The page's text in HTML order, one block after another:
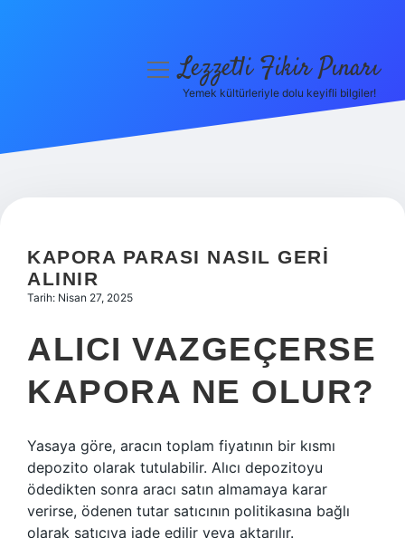
Hakkımızda
menüyüLezzetli Fikir Pınarı
Yemek kültürleriyle dolu keyifli bilgiler!
KAPORA PARASI NASIL GERI
ALINIR
Tarih: Nisan 27, 2025
ALICI VAZGEÇERSE
KAPORA NE OLUR?
Yasaya göre, aracın toplam fiyatının bir kısmı
depozito olarak tutulabilir. Alıcı depozitoyu
ödedikten sonra aracı satın almamaya karar
verirse, ödenen tutar satıcının politikasına bağlı
olarak satıcıya iade edilir veya aktarılır.